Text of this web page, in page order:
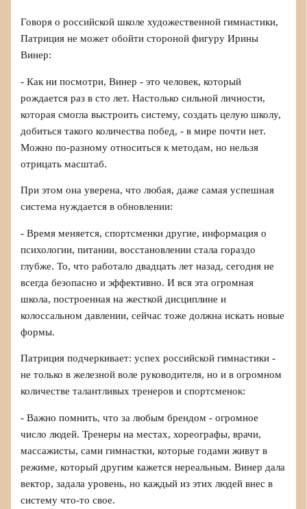
Говоря о российской школе художественной гимнастики,
Патриция не может обойти стороной фигуру Ирины
Винер:
- Как ни посмотри, Винер - это человек, который
рождается раз в сто лет. Настолько сильной личности,
которая смогла выстроить систему, создать целую школу,
добиться такого количества побед, - в мире почти нет.
Можно по-разному относиться к методам, но нельзя
отрицать масштаб.
При этом она уверена, что любая, даже самая успешная
система нуждается в обновлении:
- Время меняется, спортсменки другие, информация о
психологии, питании, восстановлении стала гораздо
глубже. То, что работало двадцать лет назад, сегодня не
всегда безопасно и эффективно. И вся эта огромная
школа, построенная на жесткой дисциплине и
колоссальном давлении, сейчас тоже должна искать новые
формы.
Патриция подчеркивает: успех российской гимнастики -
не только в железной воле руководителя, но и в огромном
количестве талантливых тренеров и спортсменок:
- Важно помнить, что за любым брендом - огромное
число людей. Тренеры на местах, хореографы, врачи,
массажисты, сами гимнастки, которые годами живут в
режиме, который другим кажется нереальным. Винер дала
вектор, задала уровень, но каждый из этих людей внес в
систему что-то свое.